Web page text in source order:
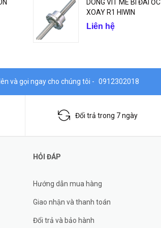
DÒNG VIT ME BI ĐAI ỐC
XOAY R1 HIWIN
Liên hệ
và gọi ngay cho chúng tôi - 0912302018
Đổi trả trong 7 ngày
HỎI ĐÁP
Hướng dẫn mua hàng
Giao nhận và thanh toán
Đổi trả và bảo hành